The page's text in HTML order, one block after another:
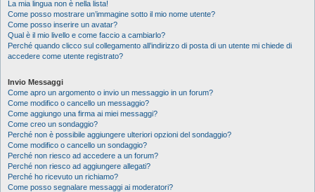
La mia lingua non è nella lista!
Come posso mostrare un’immagine sotto il mio nome utente?
Come posso inserire un avatar?
Qual è il mio livello e come faccio a cambiarlo?
Perché quando clicco sul collegamento all’indirizzo di posta di un utente mi chiede di
accedere come utente registrato?
Invio Messaggi
Come apro un argomento o invio un messaggio in un forum?
Come modifico o cancello un messaggio?
Come aggiungo una firma ai miei messaggi?
Come creo un sondaggio?
Perché non è possibile aggiungere ulteriori opzioni del sondaggio?
Come modifico o cancello un sondaggio?
Perché non riesco ad accedere a un forum?
Perché non riesco ad aggiungere allegati?
Perché ho ricevuto un richiamo?
Come posso segnalare messaggi ai moderatori?